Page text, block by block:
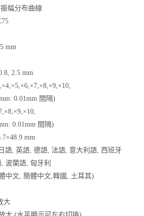
列
幅分布曲線
mm
2.5 mm
0.01mm 間隔)
0.01mm 間隔)
mm
語, 英語, 德語, 法語, 意大利語, 西班牙
波蘭語, 匈牙利
中文, 簡體中文,韓國, 土耳其)
大